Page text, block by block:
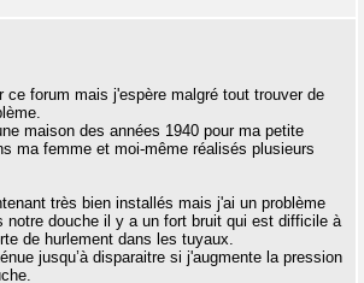
ce forum mais j'espère malgré tout trouver de
maison des années 1940 pour ma petite
ma femme et moi-même réalisés plusieurs
très bien installés mais j'ai un problème
notre douche il y a un fort bruit qui est difficile à
de hurlement dans les tuyaux.
jusqu’à disparaitre si j'augmente la pression